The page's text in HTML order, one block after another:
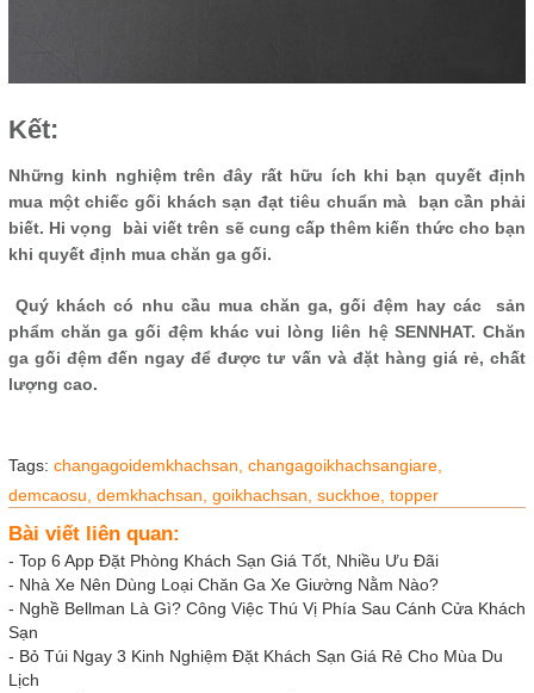
Kết:
Những kinh nghiệm trên đây rất hữu ích khi bạn quyết định
mua một chiếc gối khách sạn đạt tiêu chuẩn mà bạn cần phải
biết. Hi vọng bài viết trên sẽ cung cấp thêm kiến ​​thức cho bạn
khi quyết định mua chăn ga gối.
Quý khách có nhu cầu mua chăn ga, gối đệm hay các sản
phẩm chăn ga gối đệm khác vui lòng liên hệ SENNHAT. Chăn
ga gối đệm đến ngay để được tư vấn và đặt hàng giá rẻ, chất
lượng cao.
Tags: changagoidemkhachsan, changagoikhachsangiare,
demcaosu, demkhachsan, goikhachsan, suckhoe, topper
Bài viết liên quan:
- Top 6 App Đặt Phòng Khách Sạn Giá Tốt, Nhiều Ưu Đãi
- Nhà Xe Nên Dùng Loại Chăn Ga Xe Giường Nằm Nào?
- Nghề Bellman Là Gì? Công Việc Thú Vị Phía Sau Cánh Cửa Khách
Sạn
- Bỏ Túi Ngay 3 Kinh Nghiệm Đặt Khách Sạn Giá Rẻ Cho Mùa Du
Lịch